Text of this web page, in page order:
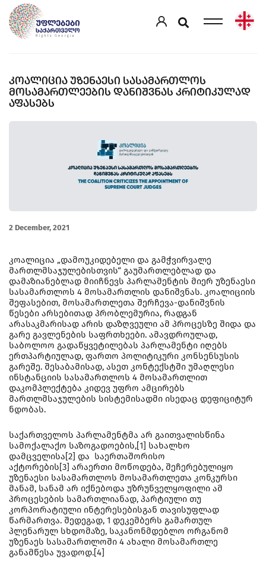
ᲙᲝᲐᲚᲘᲪᲘᲐ ᲣᲖᲔᲜᲐᲔᲡᲘ ᲡᲐᲡᲐᲛᲐᲠᲗᲚᲝᲡ
ᲛᲝᲡᲐᲛᲐᲠᲗᲚᲔᲔᲑᲘᲡ ᲓᲐᲜᲘᲨᲕᲜᲐᲡ ᲙᲠᲘᲢᲘᲙᲣᲚᲐᲓ
ᲐᲤᲐᲡᲔᲑᲡ
2 December, 2021
კოალიცია „დამოუკიდებელი და გამჭვირვალე
მართლმსაჯულებისთვის“ გაუმართლებლად და
დამაზიანებლად მიიჩნევს პარლამენტის მიერ უზენაესი
სასამართლოს 4 მოსამართლის დანიშვნას. კოალიციის
შეფასებით, მოსამართლეთა შერჩევა-დანიშვნის
წესები არსებითად პრობლემურია, რადგან
არასაკმარისად არის დაზღვეული ამ პროცესზე შიდა და
გარე გავლენების საფრთხეები. ამავდროულად,
საბოლოო გადაწყვეტილებას პარლამენტი იღებს
ერთპარტიულად, ფართო პოლიტიკური კონსენსუსის
გარეშე. შესაბამისად, ასეთ კონტექსტში უმაღლესი
ინსტანციის სასამართლოს 4 მოსამართლით
დაკომპლექტება კიდევ უფრო ამცირებს
მართლმსაჯულების სისტემისადმი ისედაც დეფიციტურ
ნდობას.
საქართველოს პარლამენტმა არ გაითვალისწინა
სამოქალაქო საზოგადოების,[1] სახალხო
დამცველისა[2] და საერთაშორისო
აქტორების[3] არაერთი მოწოდება, შეჩერებულიყო
უზენაესი სასამართლოს მოსამართლეთა კონკურსი
მანამ, სანამ არ იქნებოდა უზრუნველყოფილი ამ
პროცესების სამართლიანად, პარტიული თუ
კორპორატიული ინტერესებისგან თავისუფლად
წარმართვა. შედეგად, 1 დეკემბერს გამართულ
პლენარულ სხდომაზე, საკანონმდებლო ორგანომ
უზენაეს სასამართლოში 4 ახალი მოსამართლე
განამწესა უვადოდ.[4]